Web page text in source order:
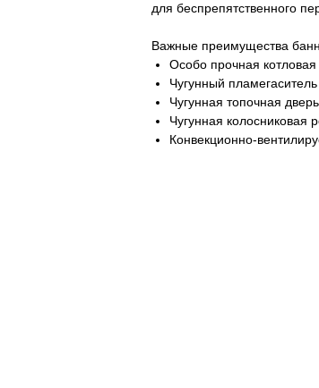
для беспрепятственного
Важные преимущества
Особо прочная
Чугунный
Чугунная топочная
Чугунная колосниковая
Конвекционно-